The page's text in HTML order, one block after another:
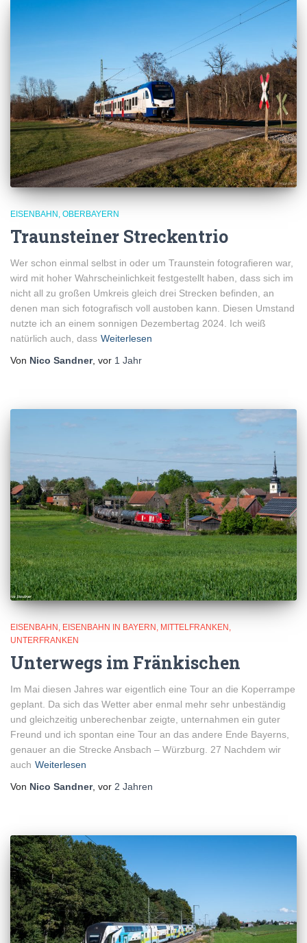
EISENBAHN OBERBAYERN
Traunsteiner Streckentrio
Wer schon einmal selbst in oder um Traunstein fotografieren war,
wird mit hoher Wahrscheinlichkeit festgestellt haben, dass sich im
nicht all zu großen Umkreis gleich drei Strecken befinden, an
denen man sich fotografisch voll austoben kann. Diesen Umstand
nutzte ich an einem sonnigen Dezembertag 2024. Ich weiß
natürlich auch, dass Weiterlesen
Von Nico Sandner, vor 1 Jahr
EISENBAHN EISENBAHN IN BAYERN
MITTELFRANKEN
UNTERFRANKEN
Unterwegs im Fränkischen
Im Mai diesen Jahres war eigentlich eine Tour an die Koperrampe
geplant. Da sich das Wetter aber enmal mehr sehr unbeständig
und gleichzeitig unberechenbar zeigte, unternahmen ein guter
Freund und ich spontan eine Tour an das andere Ende Bayerns,
genauer an die Strecke Ansbach – Würzburg. 27 Nachdem wir
auch Weiterlesen
Von Nico Sandner, vor 2 Jahren